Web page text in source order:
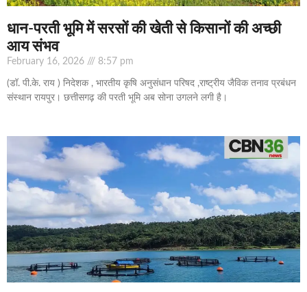
धान-परती भूमि में सरसों की खेती से किसानों की अच्छी
आय संभव
February 16, 2026 8:57 pm
(डॉ. पी.के. राय ) निदेशक , भारतीय कृषि अनुसंधान परिषद ,राष्ट्रीय जैविक तनाव प्रबंधन
संस्थान रायपुर। छत्तीसगढ़ की परती भूमि अब सोना उगलने लगी है।